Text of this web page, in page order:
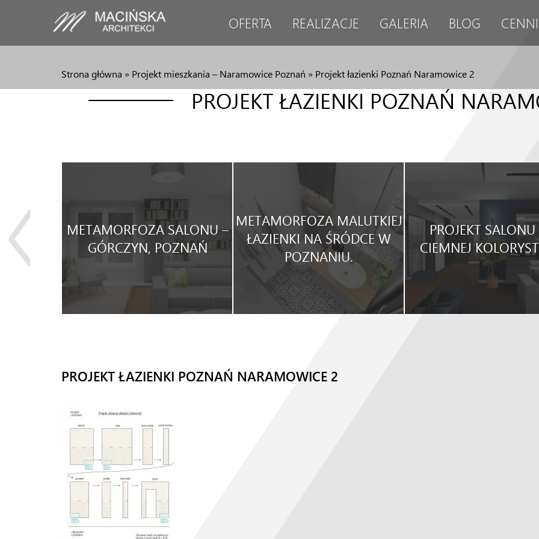
OFERTA REALIZACJE GALERIA BLOG
Strona główna » Projekt mieszkania – Naramowice Poznań » Projekt łazienki Poznań Naramowice 2
PROJEKT ŁAZIENKI POZNAŃ
METAMORFOZA SALONU –
GÓRCZYN, POZNAŃ
METAMORFOZA MALUTKIEJ
ŁAZIENKI NA ŚRÓDCE W
POZNANIU.
PROJEKT
CIEMNEJ
PROJEKT ŁAZIENKI POZNAŃ NARAMOWICE 2